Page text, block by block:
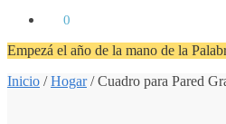
0
Empezá el año de la mano de la
Inicio /Hogar/Cuadro para Pared